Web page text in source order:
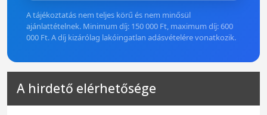
A tájékoztatás nem teljes körű és nem minősül
ajánlattételnek. Minimum díj: 150 000 Ft, maximum díj: 600
000 Ft. A díj kizárólag lakóingatlan adásvételére vonatkozik.
A hirdető elérhetősége